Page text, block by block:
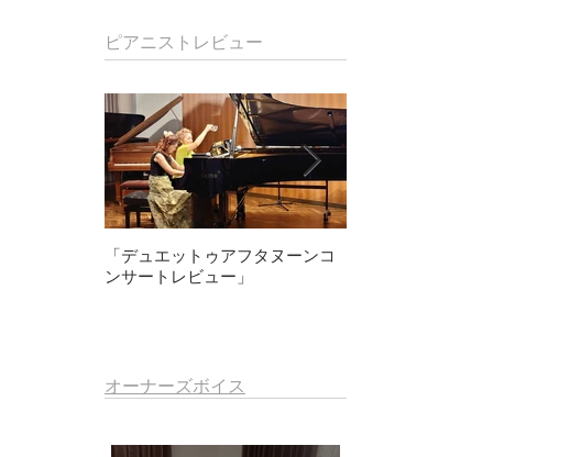
ピアニストレビュー
「デュエットゥアフタヌーンコ
ンサートレビュー」
オーナーズボイス